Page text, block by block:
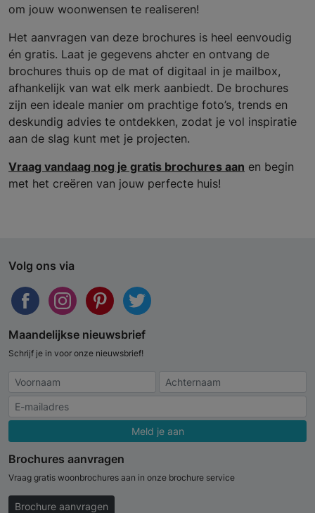
om jouw woonwensen te realiseren!
Het aanvragen van deze brochures is heel eenvoudig
én gratis. Laat je gegevens ahcter en ontvang de
brochures thuis op de mat of digitaal in je mailbox,
afhankelijk van wat elk merk aanbiedt. De brochures
zijn een ideale manier om prachtige foto’s, trends en
deskundig advies te ontdekken, zodat je vol inspiratie
aan de slag kunt met je projecten.
Vraag vandaag nog je gratis brochures aan en begin
met het creëren van jouw perfecte huis!
Volg ons via
Maandelijkse nieuwsbrief
Schrijf je in voor onze nieuwsbrief!
Meld je aan
Brochures aanvragen
Vraag gratis woonbrochures aan in onze brochure service
Brochure aanvragen